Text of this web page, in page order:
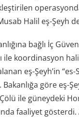
Halil eş-Şeyh
bağlı İç
ile koordinasyon
eş-Şeyh’in “es-
Bakanlığa göre eş-
ile güneydeki
faaliyet gösterdi.